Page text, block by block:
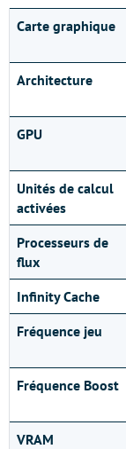
Carte graphique
Architecture
GPU
Unités de calcul
activées
Processeurs de
flux
Infinity Cache
Fréquence jeu
Fréquence Boost
VRAM